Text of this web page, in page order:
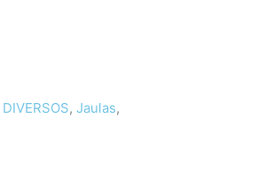
DIVERSOS, Jaulas,